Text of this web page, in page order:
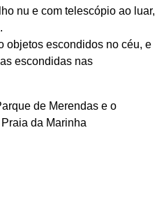
nu e com telescópio ao luar,
objetos escondidos no céu, e
escondidas nas
de Merendas e o
da Marinha